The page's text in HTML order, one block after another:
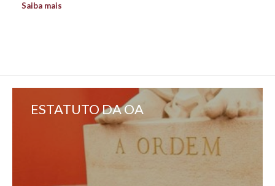
Saiba mais
ESTATUTO DA OA